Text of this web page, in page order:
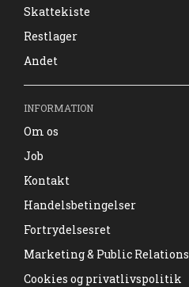
Skattekiste
Restlager
Andet
INFORMATION
Om os
Job
Kontakt
Handelsbetingelser
Fortrydelsesret
Marketing & Public Relations
Cookies og privatlivspolitik